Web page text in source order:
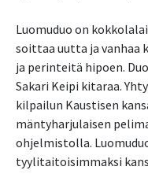
Luomuduo on
soittaa uutta ja vanhaa
ja perinteitä hipoen.
Sakari Keipi kitaraa.
kilpailun Kaustisen
mäntyharjulaisen
ohjelmistolla.
tyylitaitoisimmaksi